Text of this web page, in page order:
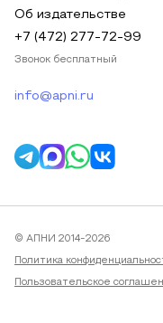
Об издательстве
+7 (472) 277-72-99
Звонок бесплатный
info@apni.ru
© АПНИ 2014-2026
Политика
Пользовательское